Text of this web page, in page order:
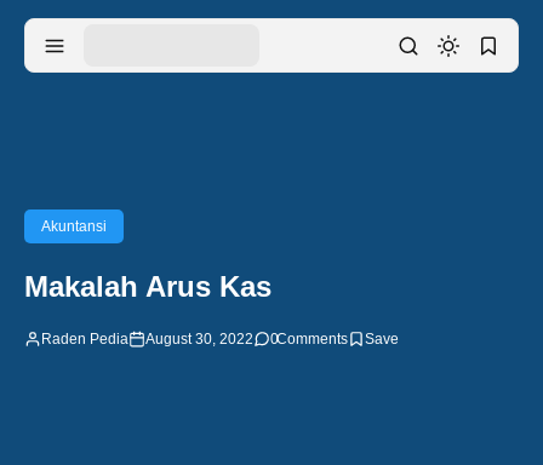
Akuntansi
Makalah Arus Kas
Raden Pedia August 30, 2022 0Comments